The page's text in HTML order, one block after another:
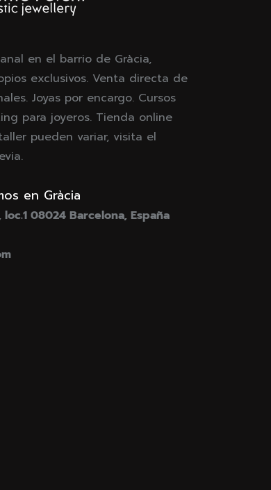
en el barrio de Gràcia,
exclusivos. Venta directa de
Joyas por encargo. Cursos
para joyeros. Tienda online
pueden variar, visita el
en Gràcia
08024 Barcelona, España